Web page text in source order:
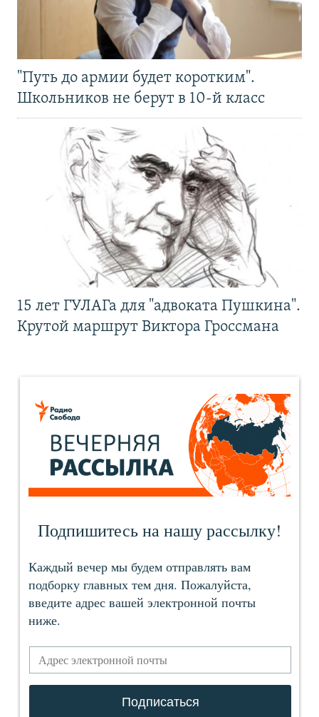
"Путь до армии будет коротким".
Школьников не берут в 10-й класс
15 лет ГУЛАГа для "адвоката Пушкина".
Крутой маршрут Виктора Гроссмана